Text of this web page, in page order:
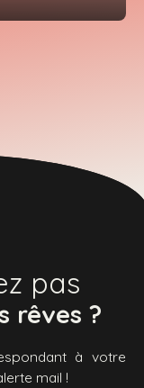
pas
rêves ?
à votre
mail !